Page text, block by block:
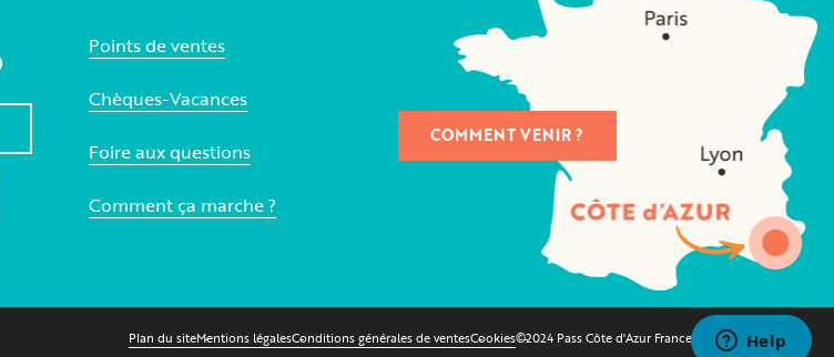
Points de ventes
Chèques-Vacances
Foire aux questions
Comment ça marche ?
COMMENT VENIR ?
Plan du siteMentions légalesConditions générales de ventesCookies©2024 Pass Côte d'Azur France